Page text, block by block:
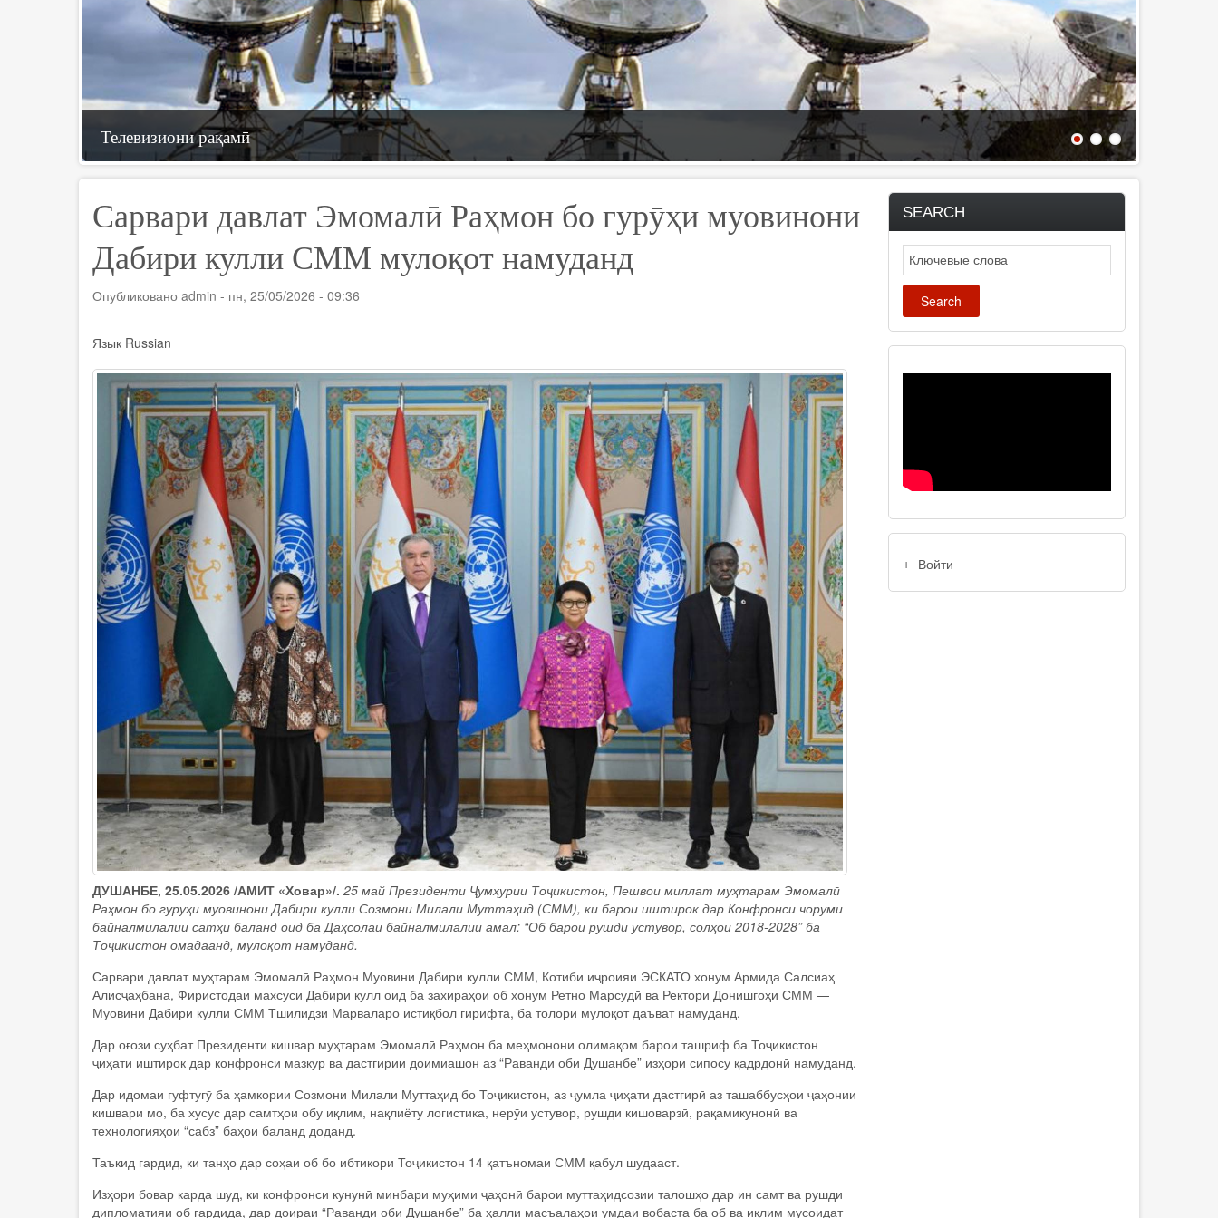
Телевизиони рақамӣ
Технологияҳои иттилоотӣ
ҶСК «Телерадиоком»
Сарвари давлат Эмомалӣ Раҳмон бо гурӯҳи муовинони
Дабири кулли СММ мулоқот намуданд
Опубликовано admin - пн, 25/05/2026 - 09:36
Язык Russian
ДУШАНБЕ, 25.05.2026 /АМИТ «Ховар»/. 25 май Президенти Ҷумҳурии Тоҷикистон, Пешвои миллат муҳтарам Эмомалӣ
Раҳмон бо гуруҳи муовинони Дабири кулли Созмони Милали Муттаҳид (СММ), ки барои иштирок дар Конфронси чоруми
байналмилалии сатҳи баланд оид ба Даҳсолаи байналмилалии амал: “Об барои рушди устувор, солҳои 2018-2028” ба
Тоҷикистон омадаанд, мулоқот намуданд.
Сарвари давлат муҳтарам Эмомалӣ Раҳмон Муовини Дабири кулли СММ, Котиби иҷроияи ЭСКАТО хонум Армида Салсиаҳ
Алисҷаҳбана, Фиристодаи махсуси Дабири кулл оид ба захираҳои об хонум Ретно Марсудӣ ва Ректори Донишгоҳи СММ —
Муовини Дабири кулли СММ Тшилидзи Марваларо истиқбол гирифта, ба толори мулоқот даъват намуданд.
Дар оғози суҳбат Президенти кишвар муҳтарам Эмомалӣ Раҳмон ба меҳмонони олимақом барои ташриф ба Тоҷикистон
ҷиҳати иштирок дар конфронси мазкур ва дастгирии доимиашон аз “Раванди оби Душанбе” изҳори сипосу қадрдонӣ намуданд.
Дар идомаи гуфтугӯ ба ҳамкории Созмони Милали Муттаҳид бо Тоҷикистон, аз ҷумла ҷиҳати дастгирӣ аз ташаббусҳои ҷаҳонии
кишвари мо, ба хусус дар самтҳои обу иқлим, нақлиёту логистика, нерӯи устувор, рушди кишоварзӣ, рақамикунонӣ ва
технологияҳои “сабз” баҳои баланд доданд.
Таъкид гардид, ки танҳо дар соҳаи об бо ибтикори Тоҷикистон 14 қатъномаи СММ қабул шудааст.
Изҳори бовар карда шуд, ки конфронси кунунӣ минбари муҳими ҷаҳонӣ барои муттаҳидсозии талошҳо дар ин самт ва рушди
дипломатияи об гардида, дар доираи “Раванди оби Душанбе” ба ҳалли масъалаҳои умдаи вобаста ба об ва иқлим мусоидат
SEARCH
Search
ACCOUNT
MENU
Войти